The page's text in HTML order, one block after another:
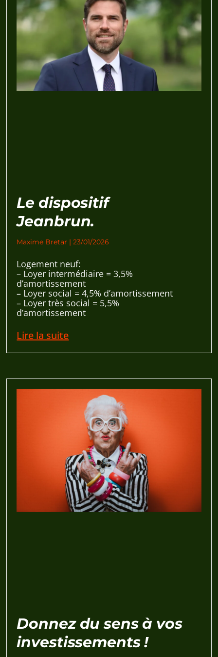
Le dispositif
Jeanbrun.
Maxime Bretar 23/01/2026
Logement neuf:
– Loyer intermédiaire = 3,5%
d’amortissement
– Loyer social = 4,5% d’amortissement
– Loyer très social = 5,5%
d’amortissement
Lire la suite
Donnez du sens à vos
investissements !